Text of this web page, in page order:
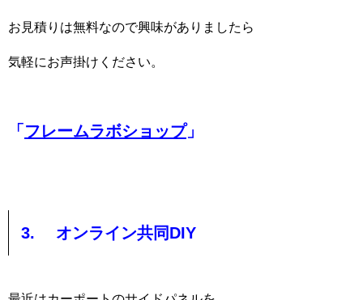
お見積りは無料なので興味がありましたら
気軽にお声掛けください。
「 フレームラボショップ」
3. オンライン共同DIY